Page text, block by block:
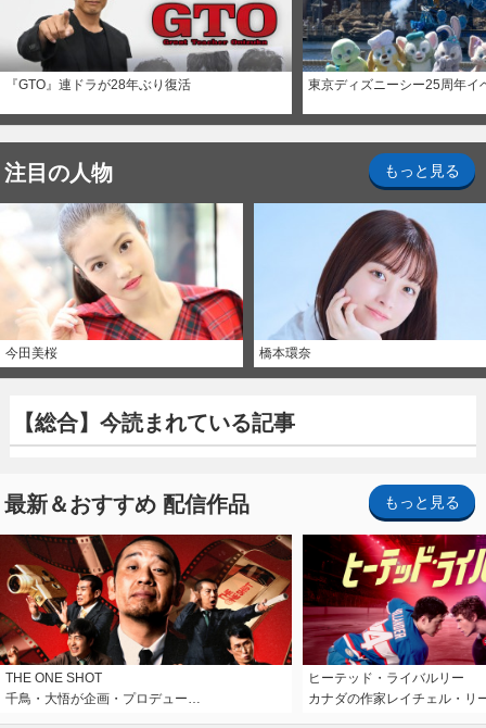
『GTO』連ドラが28年ぶり復活 東京ディズニーシー25周年イ
注目の人物 もっと見る
今田美桜 橋本環奈
【総合】今読まれている記事
最新＆おすすめ 配信作品 もっと見る
THE ONE SHOT
千鳥・大悟が企画・プロデュー…
ヒーテッド・ライバルリー
カナダの作家レイチェル・リ